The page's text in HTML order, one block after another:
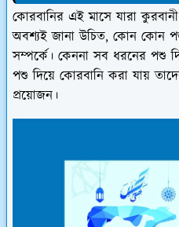
কোরবানির এই মাসে যারা
অবশ্যই জানা উচিত, কোন কোন
সম্পর্কে। কেননা সব ধরনের পশু
পশু দিয়ে কোরবানি করা যায়
প্রয়োজন।